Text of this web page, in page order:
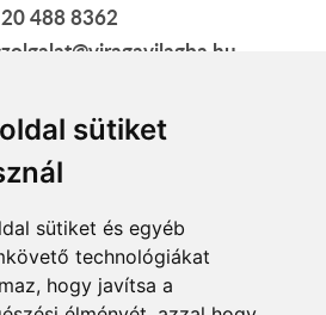
sütiket
sütiket és egyéb
technológiákat
hogy javítsa a
488 8362
Inc.